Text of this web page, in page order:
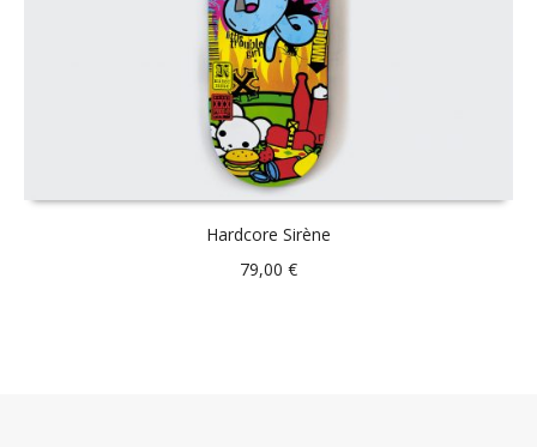
Hardcore Sirène
79,00 €